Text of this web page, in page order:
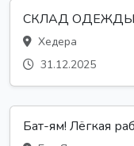
СКЛАД ОДЕЖДЫ
Хедера
31.12.2025
Бат-ям! Лёгкая